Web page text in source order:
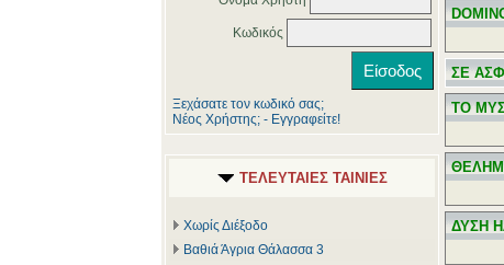
Κωδικός
Ξεχάσατε τον κωδικό σας;
Νέος Χρήστης; - Εγγραφείτε!
ΤΕΛΕΥΤΑΙΕΣ ΤΑΙΝΙΕΣ
Χωρίς Διέξοδο
Βαθιά Άγρια Θάλασσα 3
ΣΕ
ΤΟ
ΔΥΣΗ